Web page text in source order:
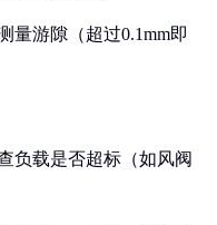
量游隙（超过0.1mm即
负载是否超标（如风阀